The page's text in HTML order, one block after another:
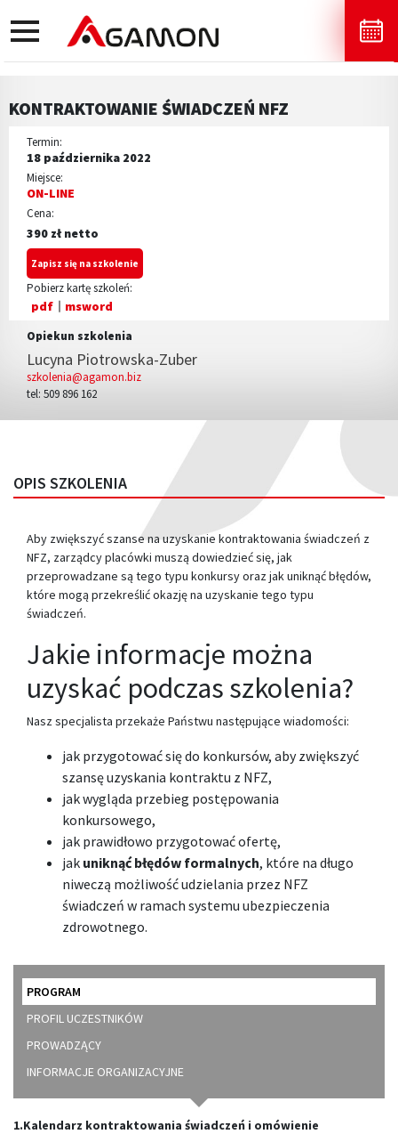
toggle
navigation
KONTRAKTOWANIE ŚWIADCZEŃ NFZ
Termin:
18 października 2022
Miejsce:
ON-LINE
Cena:
390 zł netto
Zapisz się na szkolenie
Pobierz kartę szkoleń:
pdf msword
Opiekun szkolenia
Lucyna Piotrowska-Zuber
szkolenia@agamon.biz
tel: 509 896 162
OPIS SZKOLENIA
Aby zwiększyć szanse na uzyskanie kontraktowania świadczeń z
NFZ, zarządcy placówki muszą dowiedzieć się, jak
przeprowadzane są tego typu konkursy oraz jak uniknąć błędów,
które mogą przekreślić okazję na uzyskanie tego typu
świadczeń.
Jakie informacje można
uzyskać podczas szkolenia?
Nasz specjalista przekaże Państwu następujące wiadomości:
jak przygotować się do konkursów, aby zwiększyć
szansę uzyskania kontraktu z NFZ,
jak wygląda przebieg postępowania
konkursowego,
jak prawidłowo przygotować ofertę,
jak uniknąć błędów formalnych, które na długo
niweczą możliwość udzielania przez NFZ
świadczeń w ramach systemu ubezpieczenia
zdrowotnego.
PROGRAM
PROFIL UCZESTNIKÓW
PROWADZĄCY
INFORMACJE ORGANIZACYJNE
1.Kalendarz kontraktowania świadczeń i omówienie